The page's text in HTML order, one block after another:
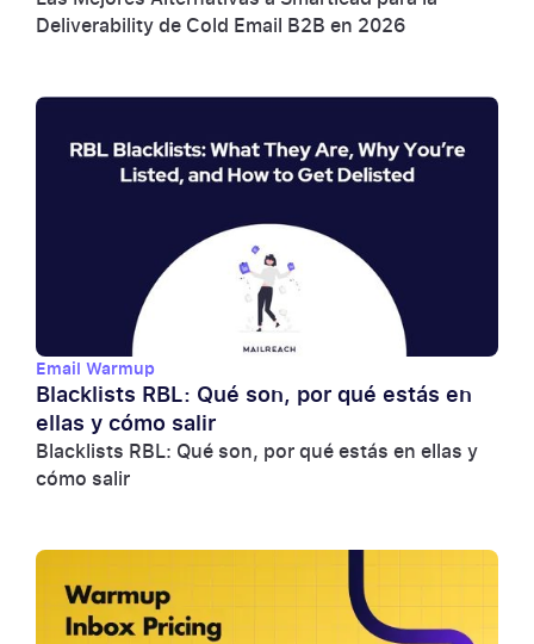
Deliverability de Cold Email B2B en 2026
Email Warmup
Blacklists RBL: Qué son, por qué estás en
ellas y cómo salir
Blacklists RBL: Qué son, por qué estás en ellas y
cómo salir